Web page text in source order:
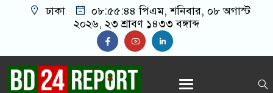
ঢাকা ০৮:৫৫:৪৫ পিএম, শনিবার, ০৮ অগাস্ট
২০২৬, ২৩ শ্রাবণ ১৪৩৩ বঙ্গাব্দ